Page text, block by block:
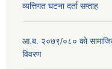
व्यत्तिगत घटना दर्ता सप्ताह
आ.ब. २०७९/०८० को सामाजिक
विवरण